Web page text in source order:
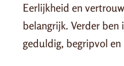
Eerlijkheid en
belangrijk. Verder ben
geduldig, begripvol en